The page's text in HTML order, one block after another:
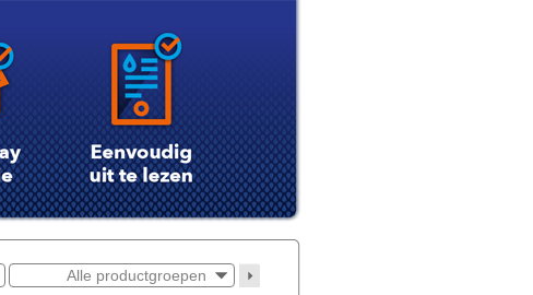
Alle productgroepen